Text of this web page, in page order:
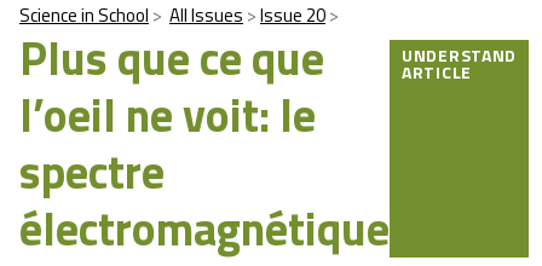
Science in School All Issues Issue 20
Plus que ce que
l’oeil ne voit: le
spectre
électromagnétique
UNDERSTAND
ARTICLE